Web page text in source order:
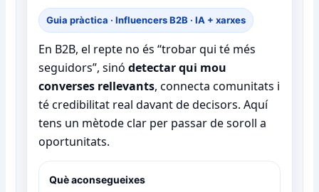
Guia pràctica · Influencers B2B · IA + xarxes
En B2B, el repte no és “trobar qui té més
seguidors”, sinódetectar qui mou
converses rellevants, connecta comunitats i
té credibilitat real davant de decisors. Aquí
tens un mètode clar per passar de soroll a
oportunitats.
Què aconsegueixes